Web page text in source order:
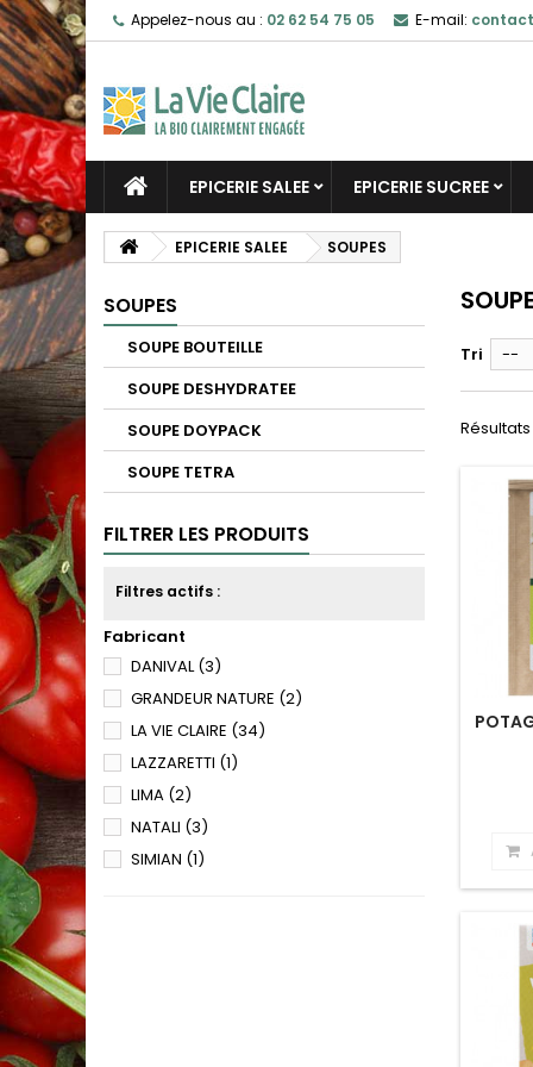
Appelez-nous au : 02 62 54 75 05 E-mail:
EPICERIE SALEE EPICERIE SUCREE
EPICERIE SALEE SOUPES
SOUPES
SOUPE BOUTEILLE
SOUPE DESHYDRATEE
SOUPE DOYPACK
SOUPE TETRA
FILTRER LES PRODUITS
Filtres actifs :
Fabricant
DANIVAL(3)
GRANDEUR NATURE (2)
LA VIE CLAIRE (34)
LAZZARETTI (1)
LIMA (2)
NATALI (3)
SIMIAN (1)
Tri --
Résultats